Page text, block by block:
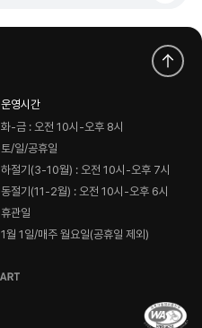
운영시간
화-금 : 오전 10시-오후 8시
토/일/공휴일
하절기(3-10월) : 오전 10시-오후 7시
동절기(11-2월) : 오전 10시-오후 6시
휴관일
1월 1일/매주 월요일(공휴일 제외)